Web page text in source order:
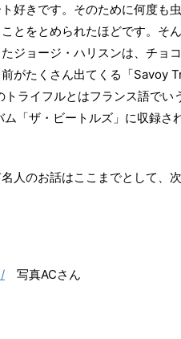
好きです。そのために何度も
とをとめられたほどです。そ
ジョージ・ハリスンは、チョ
がたくさん出てくる「Savoy
ライフルとはフランス語でい
「ザ・ビートルズ」に収録さ
人のお話はここまでとして、
写真ACさん